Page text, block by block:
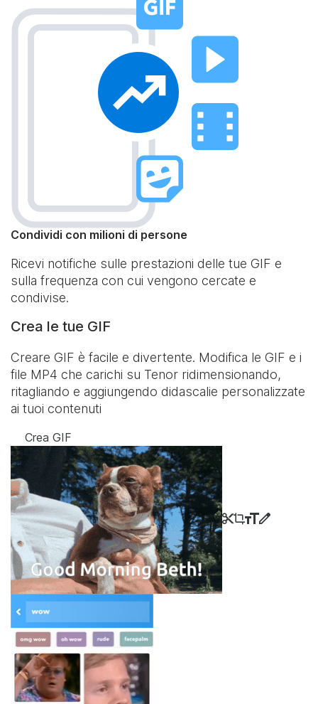
Condividi con milioni di persone
Ricevi notifiche sulle prestazioni delle tue GIF e
sulla frequenza con cui vengono cercate e
condivise.
Crea le tue GIF
Creare GIF è facile e divertente. Modifica le GIF e i
file MP4 che carichi su Tenor ridimensionando,
ritagliando e aggiungendo didascalie personalizzate
ai tuoi contenuti
Crea GIF